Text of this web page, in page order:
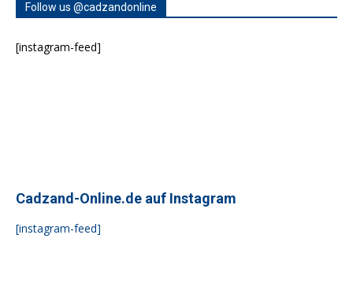
Follow us @cadzandonline
[instagram-feed]
Cadzand-Online.de auf Instagram
[instagram-feed]